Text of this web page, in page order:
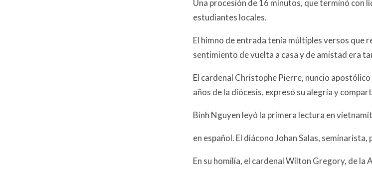
Una procesión de 16 minutos, que terminó con
estudiantes locales.
El himno de entrada tenía múltiples versos que
sentimiento de vuelta a casa y de amistad era
El cardenal Christophe Pierre, nuncio
años de la diócesis, expresó su alegría y
Binh Nguyen leyó la primera lectura en
en español. El diácono Johan Salas,
En su homilía, el cardenal Wilton Gregory, de